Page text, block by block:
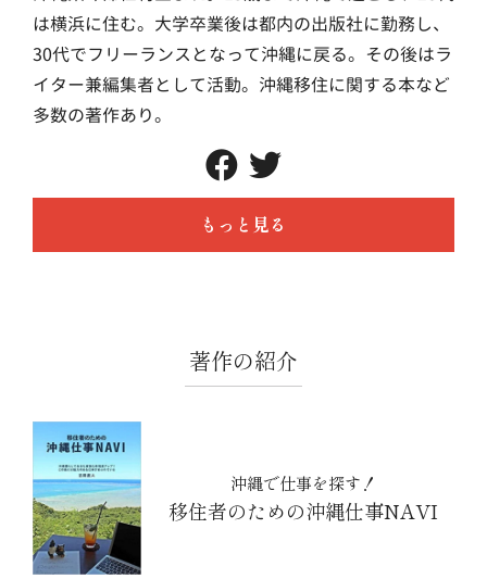
は横浜に住む。大学卒業後は都内の出版社に勤務し、
30代でフリーランスとなって沖縄に戻る。その後はラ
イター兼編集者として活動。沖縄移住に関する本など
多数の著作あり。
もっと見る
著作の紹介
沖縄で仕事を探す！
移住者のための沖縄仕事NAVI